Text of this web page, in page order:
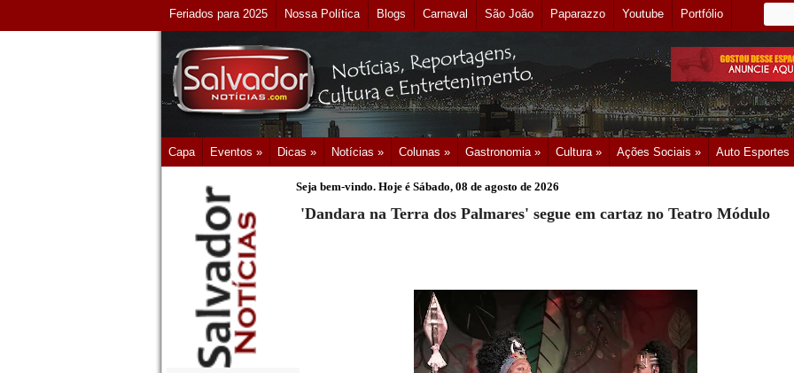
Feriados para 2025 Nossa Política Blogs Carnaval São João Paparazzo Youtube Portfólio
Capa Eventos » Dicas » Notícias » Colunas » Gastronomia » Cultura » Ações Sociais » Auto Esportes
Seja bem-vindo. Hoje é Sábado, 08 de agosto de 2026
'Dandara na Terra dos Palmares' segue em cartaz no Teatro Módulo